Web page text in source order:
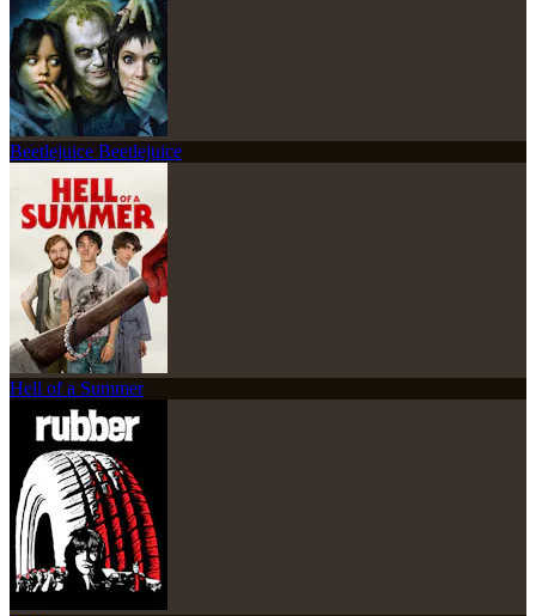
Beetlejuice Beetlejuice
Hell of a Summer